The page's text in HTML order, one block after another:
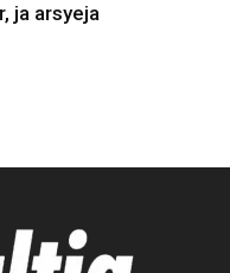
ja arsyeja